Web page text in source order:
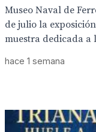
Museo Naval de
de julio la
muestra dedicada a
hace 1 semana